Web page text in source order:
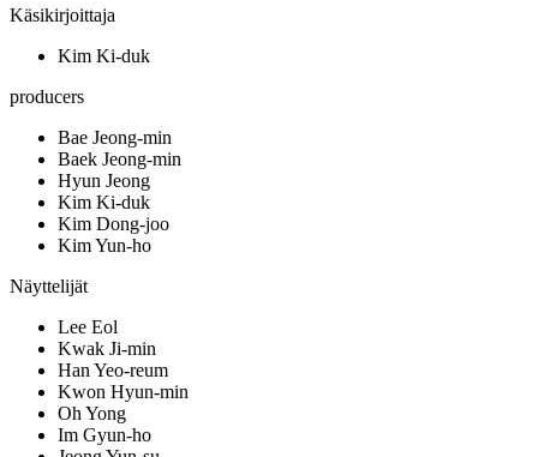
Käsikirjoittaja
Kim Ki-duk
producers
Bae Jeong-min
Baek Jeong-min
Hyun Jeong
Kim Ki-duk
Kim Dong-joo
Kim Yun-ho
Näyttelijät
Lee Eol
Kwak Ji-min
Han Yeo-reum
Kwon Hyun-min
Oh Yong
Im Gyun-ho